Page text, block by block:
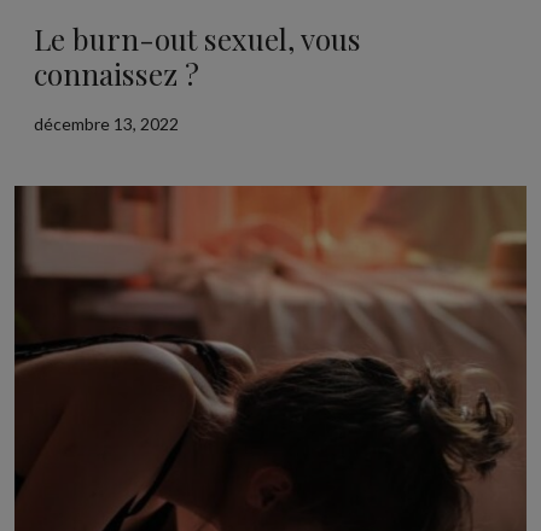
Le burn-out sexuel, vous
connaissez ?
décembre 13, 2022